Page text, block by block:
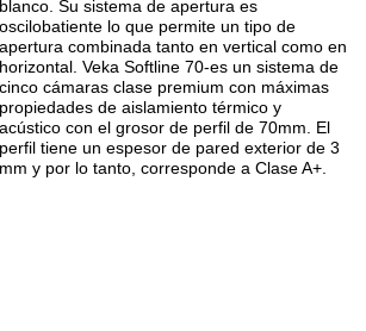
blanco. Su sistema de apertura es
oscilobatiente lo que permite un tipo de
apertura combinada tanto en vertical como en
horizontal. Veka Softline 70-es un sistema de
cinco cámaras clase premium con máximas
propiedades de aislamiento térmico y
acústico con el grosor de perfil de 70mm. El
perfil tiene un espesor de pared exterior de 3
mm y por lo tanto, corresponde a Clase A+.